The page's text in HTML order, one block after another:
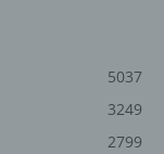
5037
3249
2799
ferner mit dem
zu erhöhen,
die von uns